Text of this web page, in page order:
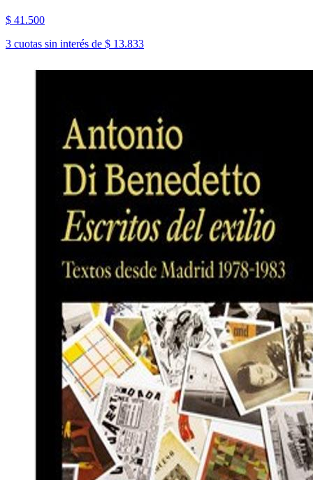
$ 41.500
3 cuotas sin interés de $ 13.833